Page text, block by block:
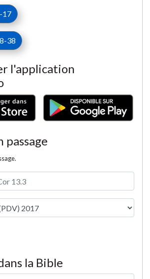
17
38
l'application
passage
la Bible